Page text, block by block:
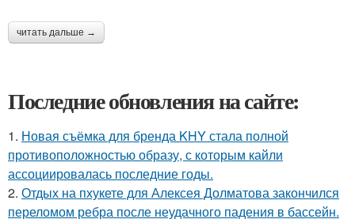
читать дальше →
Последние обновления на сайте:
1. Новая съёмка для бренда KHY стала полной
противоположностью образу, с которым кайли
ассоциировалась последние годы.
2. Отдых на пхукете для Алексея Долматова закончился
переломом ребра после неудачного падения в бассейн.